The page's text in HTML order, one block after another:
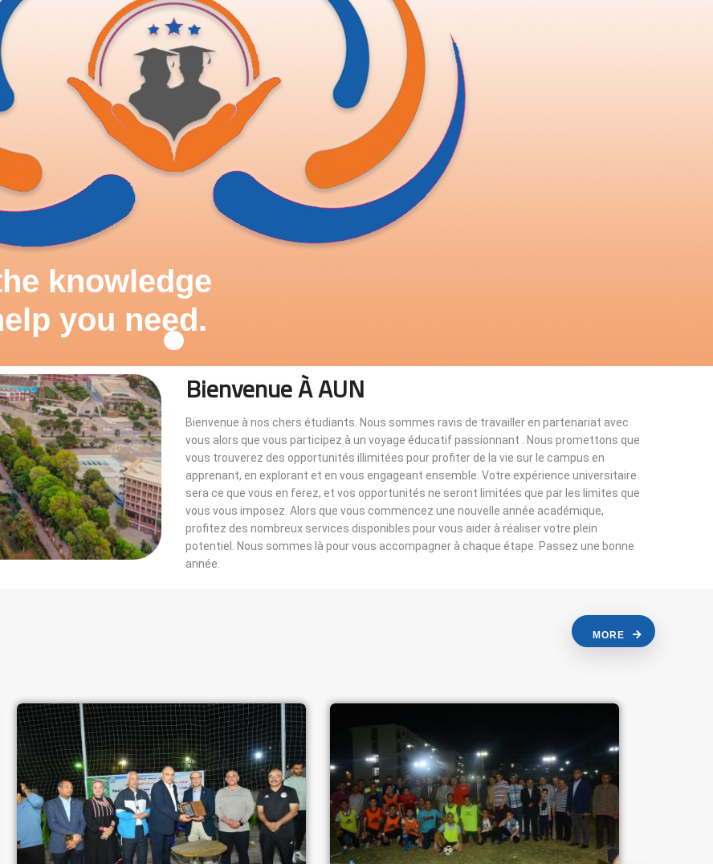
knowledge
you need.
Bienvenue À AUN
Bienvenue à nos chers étudiants. Nous sommes ravis de travailler en partenariat avec
vous alors que vous participez à un voyage éducatif passionnant . Nous promettons que
vous trouverez des opportunités illimitées pour profiter de la vie sur le campus en
apprenant, en explorant et en vous engageant ensemble. Votre expérience universitaire
sera ce que vous en ferez, et vos opportunités ne seront limitées que par les limites que
vous vous imposez. Alors que vous commencez une nouvelle année académique,
profitez des nombreux services disponibles pour vous aider à réaliser votre plein
potentiel. Nous sommes là pour vous accompagner à chaque étape. Passez une bonne
année.
MORE